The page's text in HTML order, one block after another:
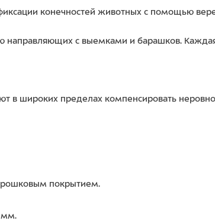
конечностей животных с помощью
направляющих с выемками и барашков.
в широких пределах компенсировать
покрытием.
мм.